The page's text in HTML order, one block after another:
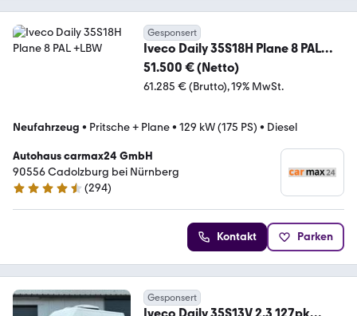
Gesponsert
Iveco Daily 35S18H Plane 8 PAL
+LBW
51.500 € (Netto)
61.285 € (Brutto) 19% MwSt.
Neufahrzeug • Pritsche + Plane• 129 kW (175 PS) • Diesel
Autohaus carmax24 GmbH
90556 Cadolzburg bei Nürnberg
4.7 Sterne
(294)
Kontakt Parken
Gesponsert